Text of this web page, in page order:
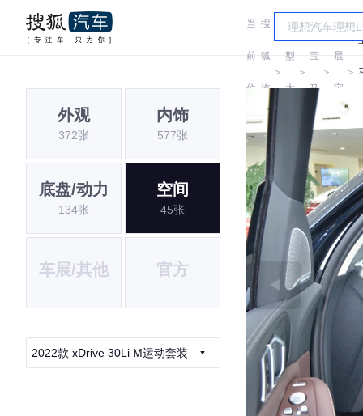
当
前
位
置:
搜
狐
汽
车
＞
车
型
大
＞
宝
马
＞
华
晨
宝
马
＞
外观
372张
内饰
577张
底盘/动力
134张
空间
45张
车展/其他 官方
2022款 xDrive 30Li M运动套装